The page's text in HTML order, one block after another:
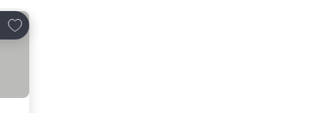
Adicionar aos favoritos